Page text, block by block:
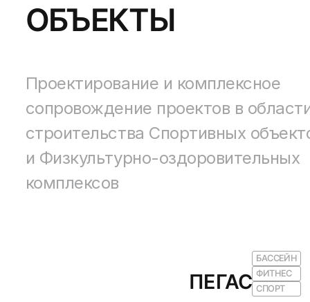
ОБЪЕКТЫ
Проектирование и комплексное
сопровождение проектов в
строительства Спортивных
и Физкультурно-оздоровительных
комплексов
ПЕГАС
БАССЕЙН
ФИТНЕС
СПОРТ